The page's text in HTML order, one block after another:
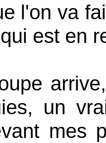
l'on va
est en
un
mes